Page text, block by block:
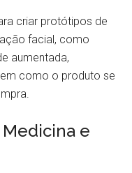
criar protótipos de
facial, como
aumentada,
como o produto se
e